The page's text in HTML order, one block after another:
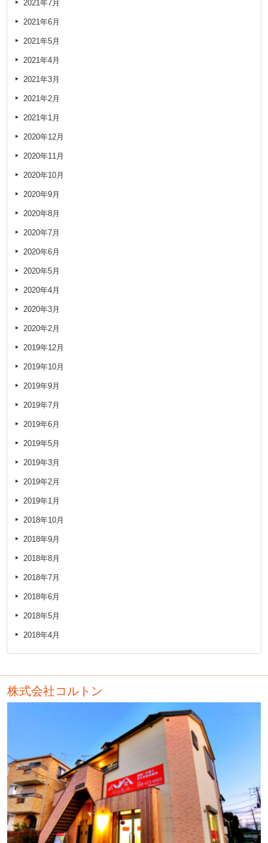
2021年7月
2021年6月
2021年5月
2021年4月
2021年3月
2021年2月
2021年1月
2020年12月
2020年11月
2020年10月
2020年9月
2020年8月
2020年7月
2020年6月
2020年5月
2020年4月
2020年3月
2020年2月
2019年12月
2019年10月
2019年9月
2019年7月
2019年6月
2019年5月
2019年3月
2019年2月
2019年1月
2018年10月
2018年9月
2018年8月
2018年7月
2018年6月
2018年5月
2018年4月
株式会社コルトン